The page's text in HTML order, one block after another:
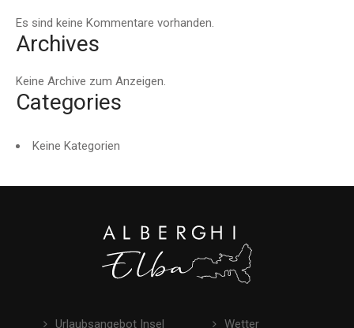
Es sind keine Kommentare vorhanden.
Archives
Keine Archive zum Anzeigen.
Categories
Keine Kategorien
Urlaubsangebot Insel Wetter